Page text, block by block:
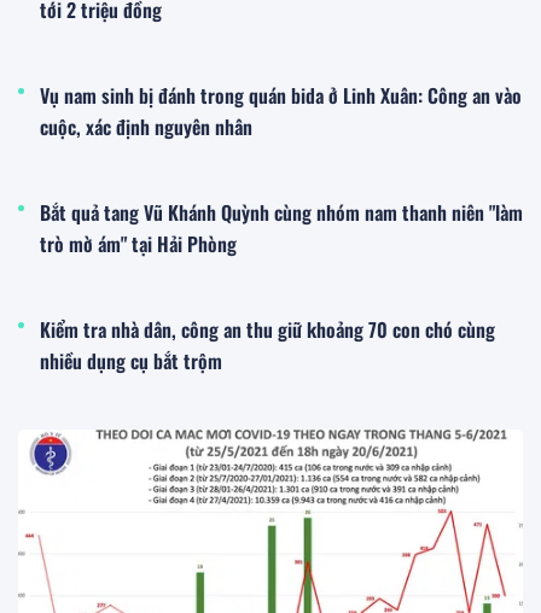
tới 2 triệu đồng
Vụ nam sinh bị đánh trong quán bida ở Linh Xuân: Công an vào
cuộc, xác định nguyên nhân
Bắt quả tang Vũ Khánh Quỳnh cùng nhóm nam thanh niên "làm
trò mờ ám" tại Hải Phòng
Kiểm tra nhà dân, công an thu giữ khoảng 70 con chó cùng
nhiều dụng cụ bắt trộm